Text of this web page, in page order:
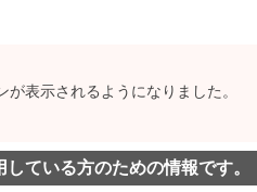
表示されるようになりました。
している方のための情報です。